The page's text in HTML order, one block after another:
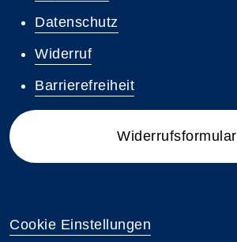
Datenschutz
Widerruf
Barrierefreiheit
Widerrufsformular
Cookie Einstellungen